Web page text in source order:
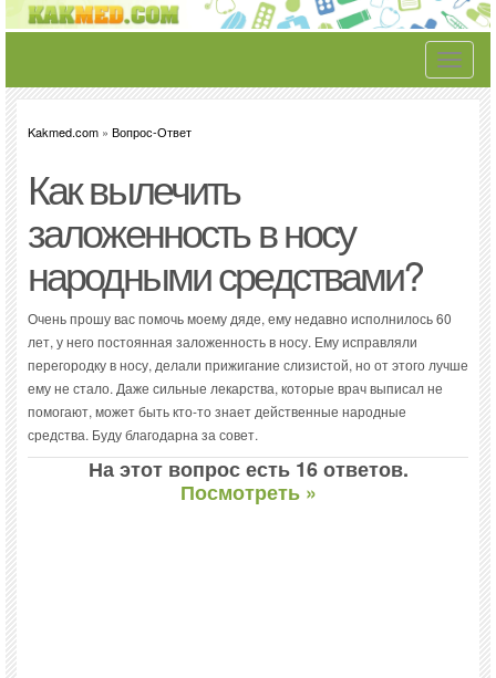
Toggle
Kakmed.com » Вопрос-Ответ
Как вылечить
заложенность в носу
народными средствами?
Очень прошу вас помочь моему дяде, ему недавно исполнилось 60
лет, у него постоянная заложенность в носу. Ему исправляли
перегородку в носу, делали прижигание слизистой, но от этого лучше
ему не стало. Даже сильные лекарства, которые врач выписал не
помогают, может быть кто-то знает действенные народные
средства. Буду благодарна за совет.
На этот вопрос есть 16 ответов.
Посмотреть »